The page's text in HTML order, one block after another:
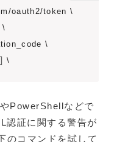
oauth2/token \
\
\
] \
PowerShellなどで
認証に関する警告が
のコマンドを試して